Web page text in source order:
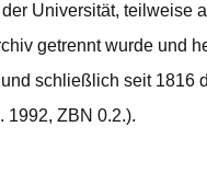
Universität, teilweise
getrennt wurde und
schließlich seit 1816
1992, ZBN 0.2.).